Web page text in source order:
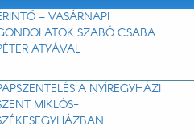
– VASÁRNAPI
SZABÓ CSABA
ATYÁVAL
A NYÍREGYHÁZI
MIKLÓS-